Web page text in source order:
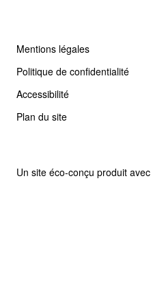
Mentions légales
Politique de confidentialité
Accessibilité
Plan du site
Un site éco-conçu produit avec